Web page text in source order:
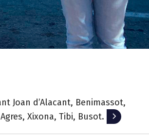
Joan d’Alacant, Benimassot,
Xixona, Tibi, Busot.
Leer más